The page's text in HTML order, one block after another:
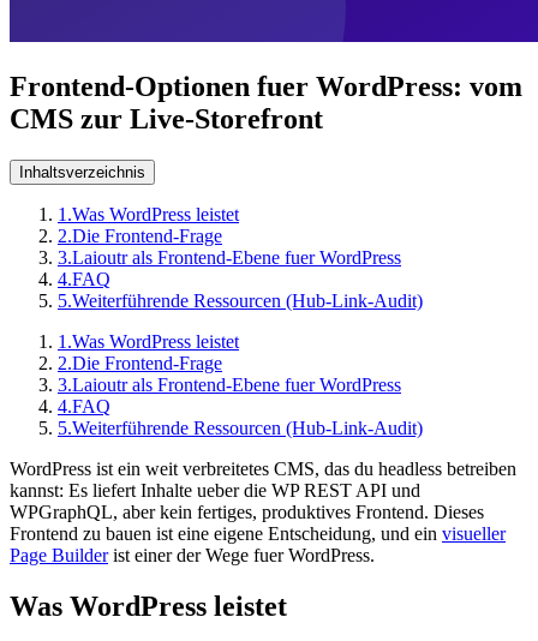
Frontend-Optionen fuer WordPress: vom
CMS zur Live-Storefront
Inhaltsverzeichnis
1.Was WordPress leistet
2.Die Frontend-Frage
3.Laioutr als Frontend-Ebene fuer WordPress
4.FAQ
5.Weiterführende Ressourcen (Hub-Link-Audit)
1.Was WordPress leistet
2.Die Frontend-Frage
3.Laioutr als Frontend-Ebene fuer WordPress
4.FAQ
5.Weiterführende Ressourcen (Hub-Link-Audit)
WordPress ist ein weit verbreitetes CMS, das du headless betreiben
kannst: Es liefert Inhalte ueber die WP REST API und
WPGraphQL, aber kein fertiges, produktives Frontend. Dieses
Frontend zu bauen ist eine eigene Entscheidung, und ein visueller
Page Builderist einer der Wege fuer WordPress.
Was WordPress leistet